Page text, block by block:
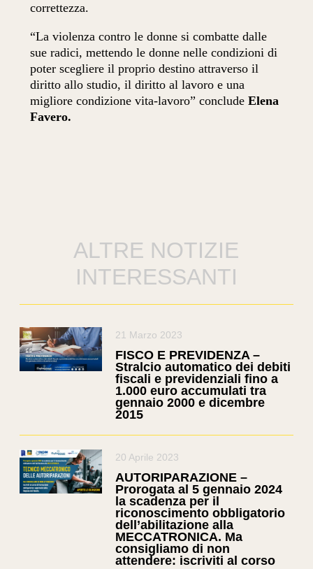
correttezza.
“La violenza contro le donne si combatte dalle
sue radici, mettendo le donne nelle condizioni di
poter scegliere il proprio destino attraverso il
diritto allo studio, il diritto al lavoro e una
migliore condizione vita-lavoro” concludeElena
Favero.
ALTRE NOTIZIE
INTERESSANTI
21 Marzo 2023
FISCO E PREVIDENZA –
Stralcio automatico dei debiti
fiscali e previdenziali fino a
1.000 euro accumulati tra
gennaio 2000 e dicembre
2015
20 Aprile 2023
AUTORIPARAZIONE –
Prorogata al 5 gennaio 2024
la scadenza per il
riconoscimento obbligatorio
dell’abilitazione alla
MECCATRONICA. Ma
consigliamo di non
attendere: iscriviti al corso